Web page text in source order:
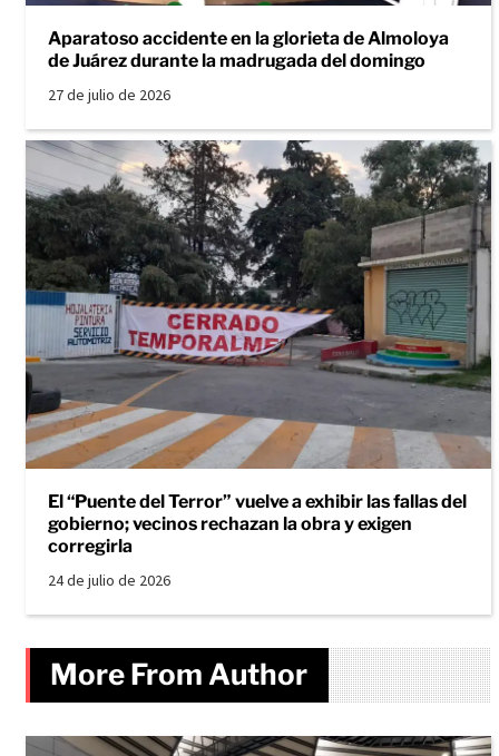
Aparatoso accidente en la glorieta de Almoloya
de Juárez durante la madrugada del domingo
27 de julio de 2026
El “Puente del Terror” vuelve a exhibir las fallas del
gobierno; vecinos rechazan la obra y exigen
corregirla
24 de julio de 2026
More From Author